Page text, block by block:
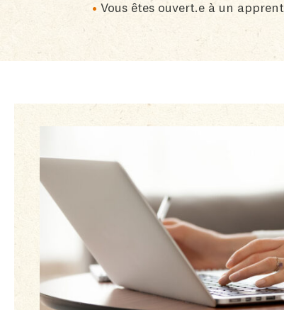
Vous êtes ouvert.e à un